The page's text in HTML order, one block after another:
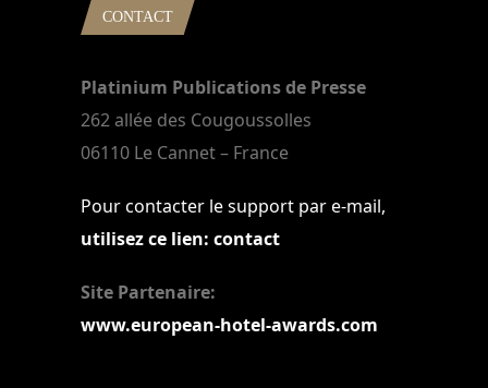
CONTACT
Platinium Publications de Presse
262 allée des Cougoussolles
06110 Le Cannet – France
Pour contacter le support par e-mail,
utilisez ce lien: contact
Site Partenaire:
www.european-hotel-awards.com